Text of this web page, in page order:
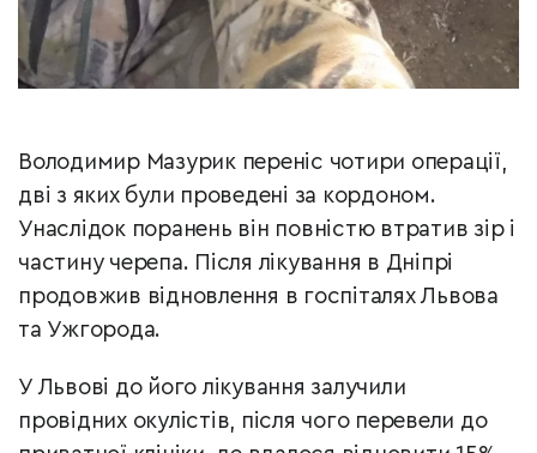
Володимир Мазурик переніс чотири операції,
дві з яких були проведені за кордоном.
Унаслідок поранень він повністю втратив зір і
частину черепа. Після лікування в Дніпрі
продовжив відновлення в госпіталях Львова
та Ужгорода.
У Львові до його лікування залучили
провідних окулістів, після чого перевели до